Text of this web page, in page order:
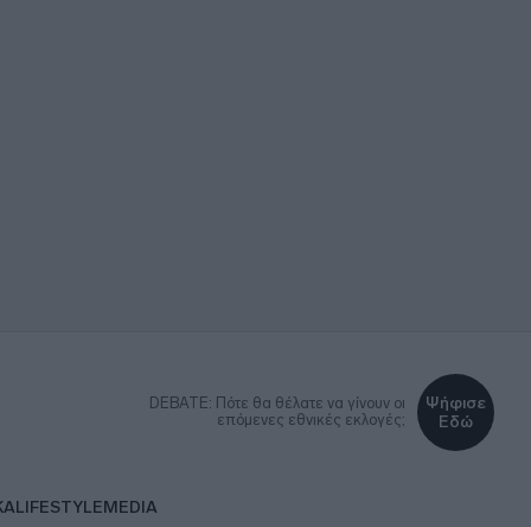
DEBATE: Πότε θα θέλατε να γίνουν οι
επόμενες εθνικές εκλογές;
Ψήφισε
Εδώ
LIFESTYLEMEDIA